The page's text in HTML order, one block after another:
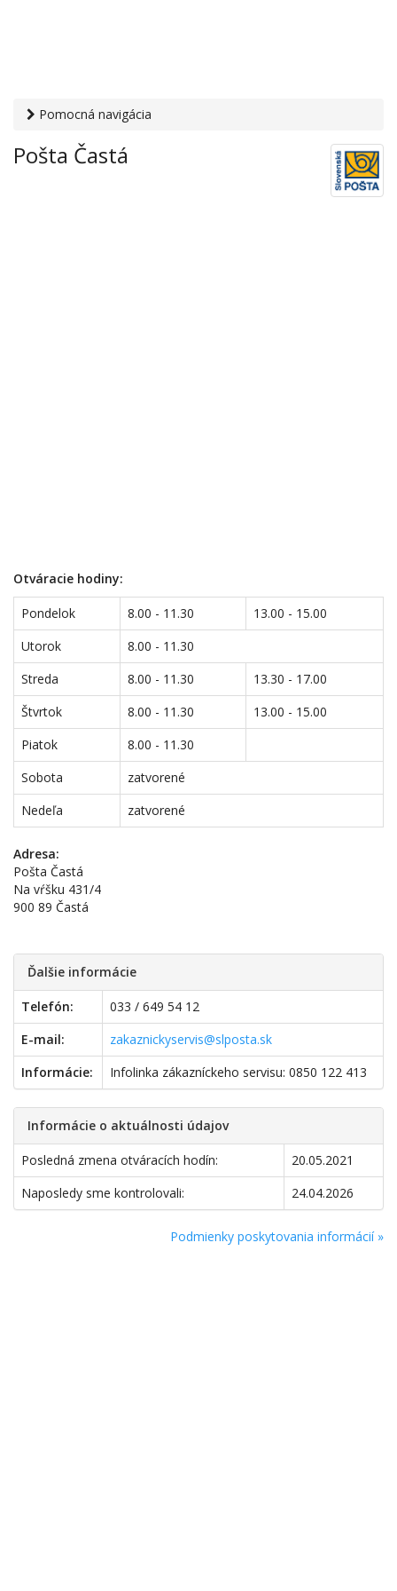
Pomocná navigácia
služby› Pošty› Pošta Častá
Pošta Častá
Otváracie hodiny:
Pondelok 8.00 - 11.30
13.00 - 15.00
Utorok
8.00 - 11.30
Streda
8.00 - 11.30
13.30 - 17.00
Štvrtok
8.00 - 11.30
13.00 - 15.00
Piatok
8.00 - 11.30
Sobota
zatvorené
Nedeľa
zatvorené
Adresa:
Pošta Častá
Na vŕšku 431/4
900 89 Častá
Ďalšie informácie
Telefón:
033 / 649 54 12
E-mail:
zakaznickyservis@slposta.sk
Informácie:
Infolinka zákazníckeho servisu: 0850 122 413
Informácie o aktuálnosti údajov
Posledná zmena otváracích hodín:
20.05.2021
Naposledy sme kontrolovali:
24.04.2026
Podmienky poskytovania informácií »